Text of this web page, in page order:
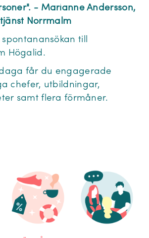
- Marianne Andersson,
Norrmalm
spontanansökan till
Högalid.
får du engagerade
chefer, utbildningar,
samt flera förmåner.